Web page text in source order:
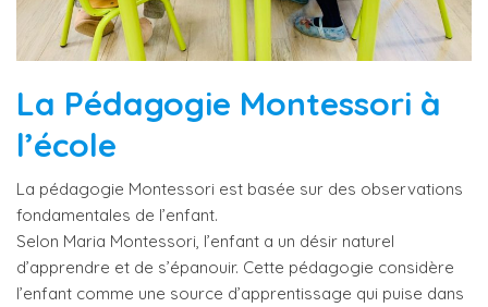
La Pédagogie Montessori à
l’école
La pédagogie Montessori est basée sur des observations
fondamentales de l’enfant.
Selon Maria Montessori, l’enfant a un désir naturel
d’apprendre et de s’épanouir. Cette pédagogie considère
l’enfant comme une source d’apprentissage qui puise dans